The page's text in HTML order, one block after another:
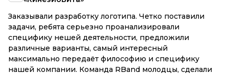
Заказывали разработку логотипа. Четко поставили
задачи, ребята серьезно проанализировали
специфику нешей деятельности, предложили
различные варианты, самый интересный
максимально передаёт философию и специфику
нашей компании. Команда RBand молодцы, сделали